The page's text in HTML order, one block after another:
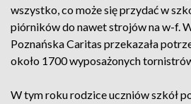
wszystko, co może się przydać w
piórników do nawet strojów na w-f.
Poznańska Caritas przekazała
około 1700 wyposażonych
W tym roku rodzice uczniów szkół